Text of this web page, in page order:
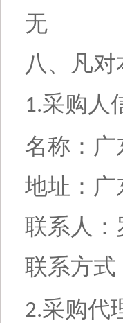
无
八、凡
1.采购人
名称：
地址：广
联系人：
联系方式
2.采购代